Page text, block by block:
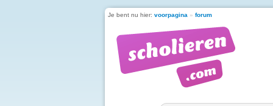
Je bent nu hier: voorpagina » forum